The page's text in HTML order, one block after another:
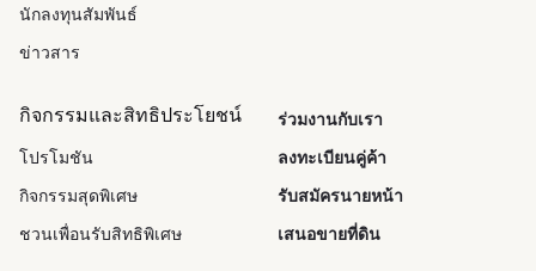
นักลงทุนสัมพันธ์
ข่าวสาร
กิจกรรมและสิทธิประโยชน์
โปรโมชัน
กิจกรรมสุดพิเศษ
ชวนเพื่อนรับสิทธิพิเศษ
ร่วมงานกับเรา
ลงทะเบียนคู่ค้า
รับสมัครนายหน้า
เสนอขายที่ดิน